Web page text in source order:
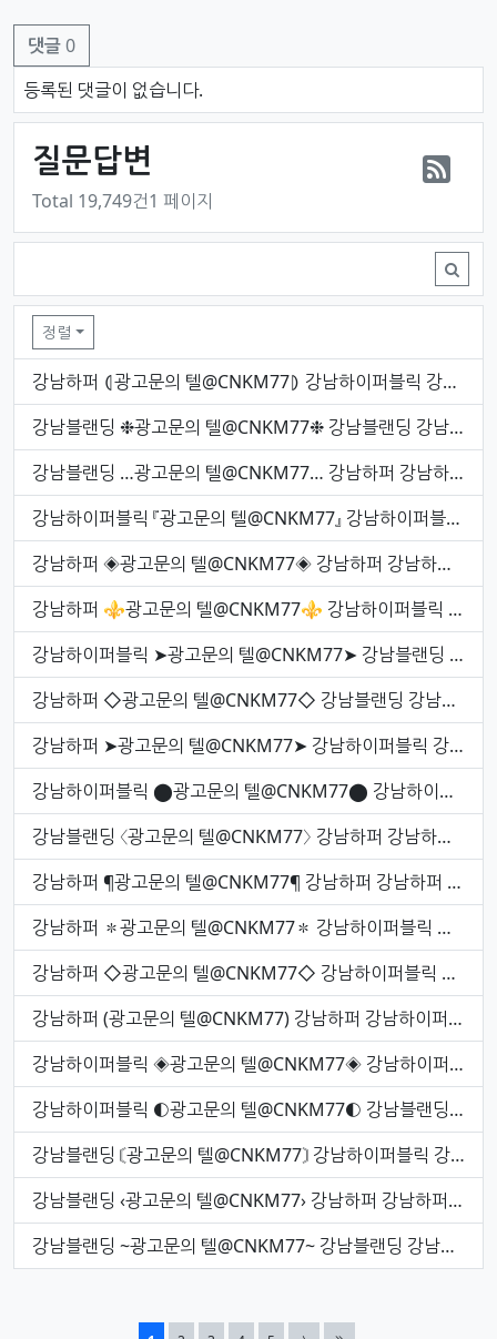
댓글0
댓글목록
등록된 댓글이 없습니다.
질문답변
Total 19,749건1 페이지
RSS
질문답변 목록
정렬
강남하퍼 ⦇광고문의 텔@CNKM77⦈ 강남하이퍼블릭 강남하퍼 강남블랜딩
강남블랜딩 ❉광고문의 텔@CNKM77❉ 강남블랜딩 강남블랜딩 신강남하이퍼블릭
강남블랜딩 …광고문의 텔@CNKM77… 강남하퍼 강남하퍼 강남하퍼
강남하이퍼블릭 『광고문의 텔@CNKM77』 강남하이퍼블릭 강남하퍼 강남블랜딩
강남하퍼 ◈광고문의 텔@CNKM77◈ 강남하퍼 강남하이퍼블릭 강남하퍼
강남하퍼 ⚜광고문의 텔@CNKM77⚜ 강남하이퍼블릭 강남하퍼 강남블랜딩
강남하이퍼블릭 ➤광고문의 텔@CNKM77➤ 강남블랜딩 강남블랜딩 강남하퍼
강남하퍼 ◇광고문의 텔@CNKM77◇ 강남블랜딩 강남하이퍼블릭 강남하퍼
강남하퍼 ➤광고문의 텔@CNKM77➤ 강남하이퍼블릭 강남블랜딩 신강남하이퍼블릭
강남하이퍼블릭 ⬤광고문의 텔@CNKM77⬤ 강남하이퍼블릭 강남블랜딩 신강남하이퍼블릭
강남블랜딩 〈광고문의 텔@CNKM77〉 강남하퍼 강남하퍼 신강남하이퍼블릭
강남하퍼 ¶광고문의 텔@CNKM77¶ 강남하퍼 강남하퍼 강남블랜딩
강남하퍼 ✽광고문의 텔@CNKM77✽ 강남하이퍼블릭 강남블랜딩 신강남하이퍼블릭
강남하퍼 ◇광고문의 텔@CNKM77◇ 강남하이퍼블릭 강남하퍼 강남블랜딩
강남하퍼 (광고문의 텔@CNKM77) 강남하퍼 강남하이퍼블릭 강남블랜딩
강남하이퍼블릭 ◈광고문의 텔@CNKM77◈ 강남하이퍼블릭 강남블랜딩 강남블랜딩
강남하이퍼블릭 ◐광고문의 텔@CNKM77◐ 강남블랜딩 강남하이퍼블릭 강남블랜딩
강남블랜딩 〘광고문의 텔@CNKM77〙 강남하이퍼블릭 강남블랜딩 신강남하이퍼블릭
강남블랜딩 ‹광고문의 텔@CNKM77› 강남하퍼 강남하퍼 강남하퍼
강남블랜딩 ~광고문의 텔@CNKM77~ 강남블랜딩 강남블랜딩 강남하퍼